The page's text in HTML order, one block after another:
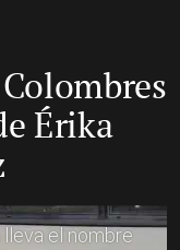
Érika
el nombre